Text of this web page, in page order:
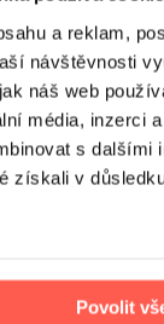
a reklam,
návštěvnosti
náš web
média, inzerci
s dalšími
získali v
Povolit
Skladem
Mišík Vladimír:
roky
Linkin Park: